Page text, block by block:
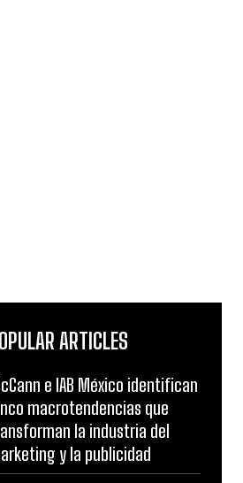
ARTICLES
e IAB México identifican
macrotendencias que
la industria del
y la publicidad